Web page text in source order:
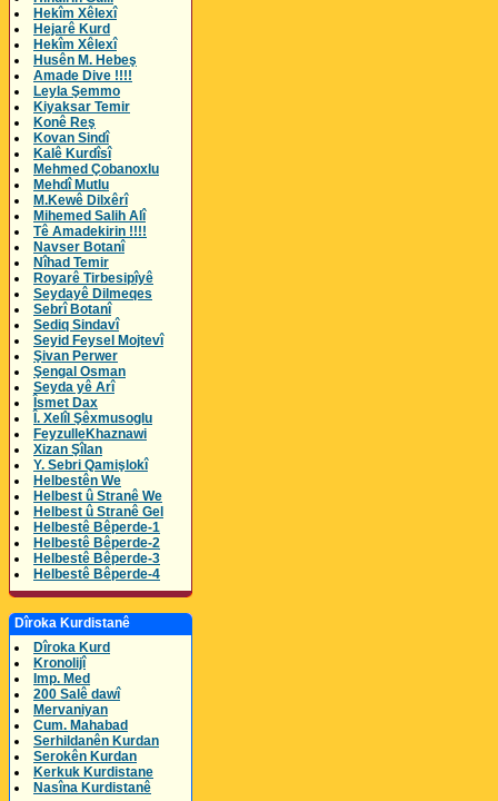
Hekîm Xêlexî
Hejarê Kurd
Hekîm Xêlexî
Husên M. Hebeş
Amade Dive !!!!
Leyla Şemmo
Kiyaksar Temir
Konê Reş
Kovan Sindî
Kalê Kurdîsî
Mehmed Çobanoxlu
Mehdî Mutlu
M.Kewê Dilxêrî
Mihemed Salih Alî
Tê Amadekirin !!!!
Navser Botanî
Nîhad Temir
Royarê Tirbesipîyê
Seydayê Dilmeqes
Sebrî Botanî
Sediq Sindavî
Seyid Feysel Mojtevî
Şivan Perwer
Şengal Osman
Seyda yê Arî
Îsmet Dax
Î. Xelîl Şêxmusoglu
FeyzulleKhaznawi
Xizan Şîlan
Y. Sebri Qamişlokî
Helbestên We
Helbest û Stranê We
Helbest û Stranê Gel
Helbestê Bêperde-1
Helbestê Bêperde-2
Helbestê Bêperde-3
Helbestê Bêperde-4
Dîroka Kurdistanê
Dîroka Kurd
Kronolijî
Imp. Med
200 Salê dawî
Mervaniyan
Cum. Mahabad
Serhildanên Kurdan
Serokên Kurdan
Kerkuk Kurdistane
Nasîna Kurdistanê